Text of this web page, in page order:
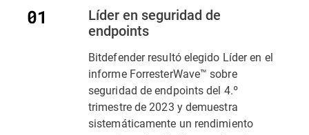
Líder en seguridad de
endpoints
Bitdefender resultó elegido Líder en el
informe ForresterWave™ sobre
seguridad de endpoints del 4.º
trimestre de 2023 y demuestra
sistemáticamente un rendimiento